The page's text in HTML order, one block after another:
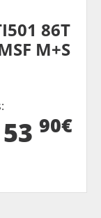
86T
M+S
53 90€